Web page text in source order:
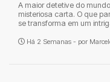
A maior detetive do
misteriosa carta. O que
se transforma em um
Há 2 Semanas - por